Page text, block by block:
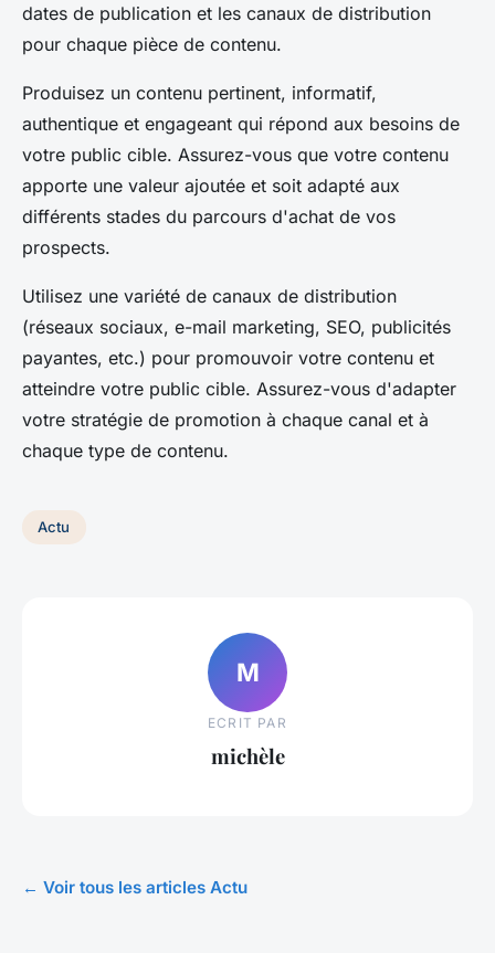
dates de publication et les canaux de distribution
pour chaque pièce de contenu.
Produisez un contenu pertinent, informatif,
authentique et engageant qui répond aux besoins de
votre public cible. Assurez-vous que votre contenu
apporte une valeur ajoutée et soit adapté aux
différents stades du parcours d'achat de vos
prospects.
Utilisez une variété de canaux de distribution
(réseaux sociaux, e-mail marketing, SEO, publicités
payantes, etc.) pour promouvoir votre contenu et
atteindre votre public cible. Assurez-vous d'adapter
votre stratégie de promotion à chaque canal et à
chaque type de contenu.
Actu
M
ECRIT PAR
michèle
← Voir tous les articles Actu